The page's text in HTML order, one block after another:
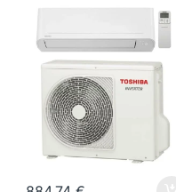
BTU A++/A+ ΕΩΣ 12 ΔΟΣΕΙΣ